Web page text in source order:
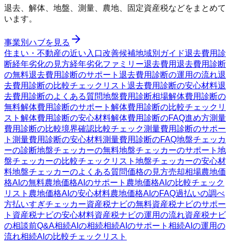
退去、解体、地盤、測量、農地、固定資産税などをまとめて
います。
事業別ハブを見る
住まい・不動産の近い入口改善候補地域別ガイド退去費用診
断経年劣化の見方経年劣化ファミリー退去費用退去費用診断
の無料退去費用診断のサポート 退去費用診断の運用の流れ退
去費用診断の比較チェックリスト 退去費用診断の安心材料退
去費用診断のよくある質問地盤費用診断相場解体費用診断の
無料解体費用診断のサポート 解体費用診断の比較チェックリ
スト 解体費用診断の安心材料解体費用診断のFAQ進め方測量
費用診断の比較境界確認比較チェック測量費用診断のサポー
ト 測量費用診断の安心材料測量費用診断のFAQ地盤チェッカ
ーの診断地盤チェッカーの無料地盤チェッカーのサポート 地
盤チェッカーの比較チェックリスト 地盤チェッカーの安心材
料地盤チェッカーのよくある質問価格の見方売却相場農地価
格AIの無料農地価格AIのサポート 農地価格AIの比較チェック
リスト 農地価格AIの安心材料農地価格AIのFAQ過払いの調べ
方払いすぎチェッカー資産税ナビの無料資産税ナビのサポー
ト 資産税ナビの安心材料資産税ナビの運用の流れ資産税ナビ
の相談前Q&A相続AIの相続相続AIのサポート 相続AIの運用の
流れ相続AIの比較チェックリスト